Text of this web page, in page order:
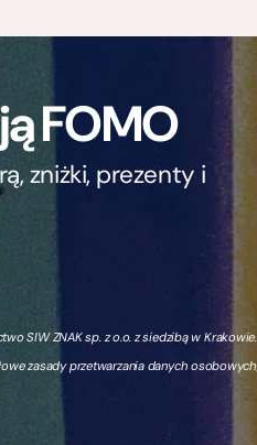
FOMO
zniżki, prezenty i
SIW ZNAK sp. z o.o. z siedzibą w Krakowie.
zasady przetwarzania danych osobowych,